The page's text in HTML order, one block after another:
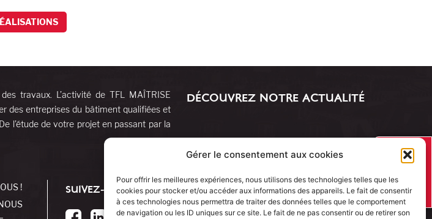
Gérer le consentement aux cookies
Pour offrir les meilleures expériences, nous utilisons des technologies telles que les
cookies pour stocker et/ou accéder aux informations des appareils. Le fait de consentir
à ces technologies nous permettra de traiter des données telles que le comportement
de navigation ou les ID uniques sur ce site. Le fait de ne pas consentir ou de retirer son
travaux. L’activité de TFL MAÎTRISE
des entreprises du bâtiment qualifiées et
l’étude de votre projet en passant par la
!
SUIVEZ-NOUS !
DÉCOUVREZ NOTRE ACTUALITÉ
J’AI UN
PROJET